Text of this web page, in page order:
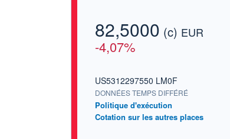
82,5000 (c) EUR
-4,07%
US5312297550 LM0F
DONNÉES TEMPS DIFFÉRÉ
Politique d'exécution
Cotation sur les autres places